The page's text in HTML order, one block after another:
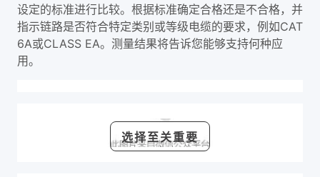
设定的标准进行比较。根据标准确定合格还是不合格，并
指示链路是否符合特定类别或等级电缆的要求，例如CAT
6A或CLASS EA。测量结果将告诉您能够支持何种应
用。
选择至关重要